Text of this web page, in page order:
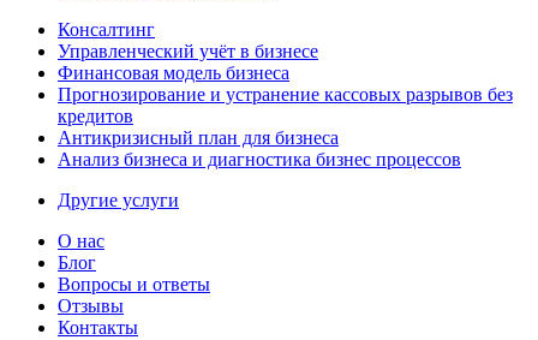
Консалтинг
Управленческий учёт в бизнесе
Финансовая модель бизнеса
Прогнозирование и устранение кассовых разрывов без
кредитов
Антикризисный план для бизнеса
Анализ бизнеса и диагностика бизнес процессов
Другие услуги
О нас
Блог
Вопросы и ответы
Отзывы
Контакты